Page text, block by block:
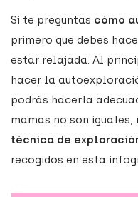
Si te preguntas cómo
primero que debes
estar relajada. Al
hacer la
podrás hacerla
mamas no son
técnica de
recogidos en esta